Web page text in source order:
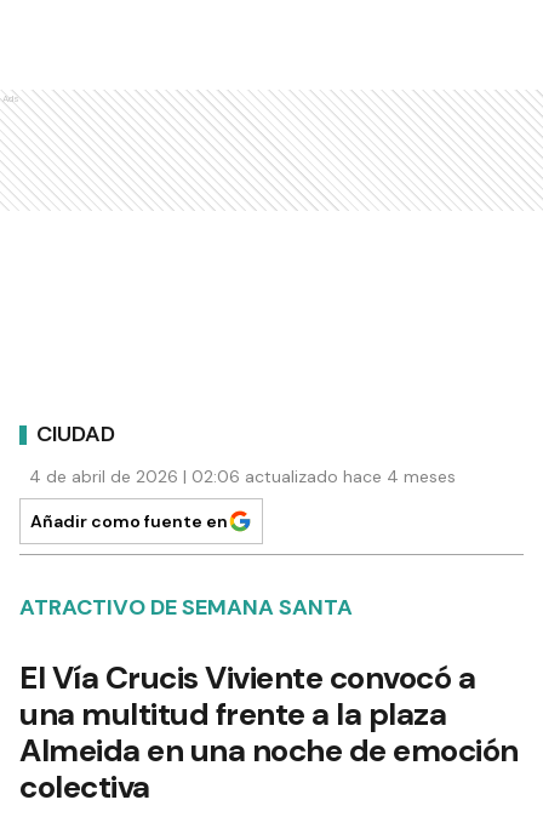
Ads
CIUDAD
4 de abril de 2026 | 02:06 actualizado hace 4 meses
Añadir como fuente en
ATRACTIVO DE SEMANA SANTA
El Vía Crucis Viviente convocó a
una multitud frente a la plaza
Almeida en una noche de emoción
colectiva